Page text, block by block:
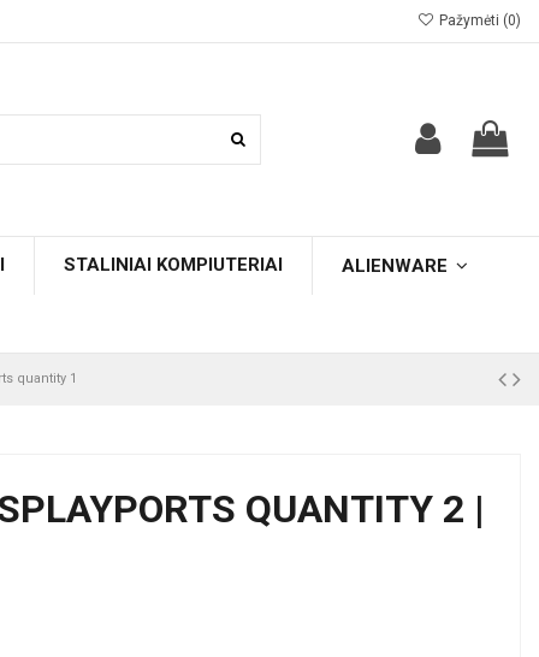
Pažymėti (0)
STALINIAI KOMPIUTERIAI ALIENWARE
quantity 1
QUANTITY 2 |